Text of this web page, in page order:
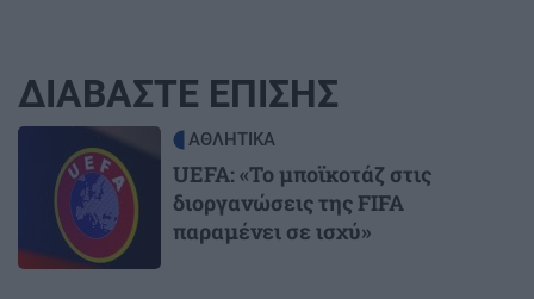
ΔΙΑΒΑΣΤΕ ΕΠΙΣΗΣ
ΑΘΛΗΤΙΚΑ
UEFA: «Το μποϊκοτάζ στις
διοργανώσεις της FIFA
παραμένει σε ισχύ»